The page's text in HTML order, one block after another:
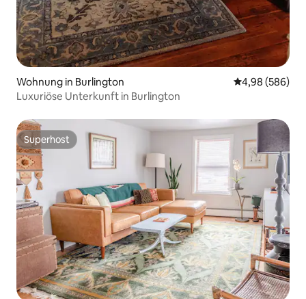
Wohnung in Burlington
4,98 (586)
Luxuriöse Unterkunft in Burlington
Superhost
Superhost